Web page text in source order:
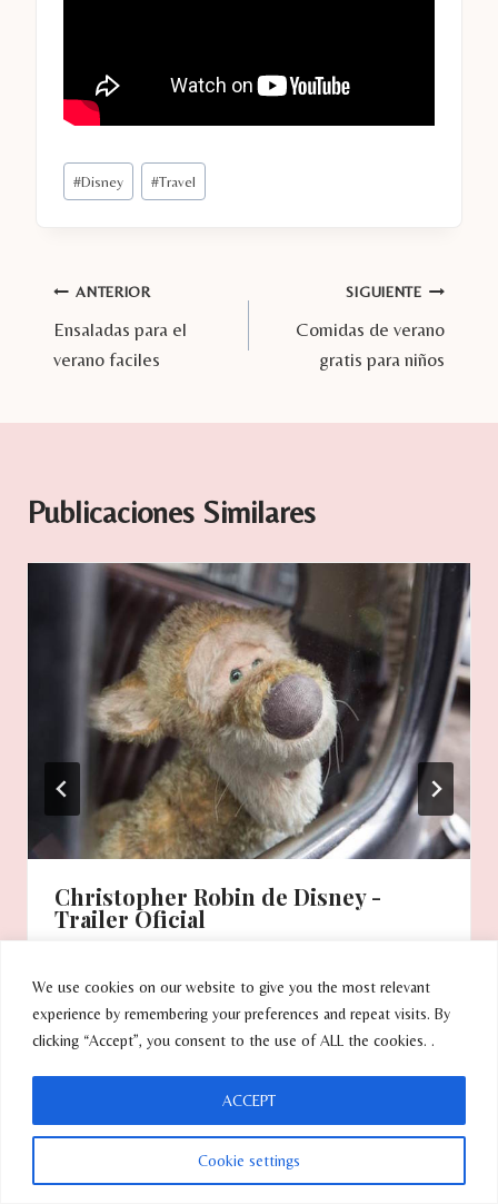
We use cookies on our website to give you the most relevant
experience by remembering your preferences and repeat visits. By
clicking “Accept”, you consent to the use of ALL the cookies. .
Cookie settings
ACCEPT
Etiquetas
de
#Disney #Travel
Navegación
de
ANTERIOR
Ensaladas para el
verano faciles
SIGUIENTE
Comidas de verano
gratis para niños
Publicaciones Similares
Christopher Robin de Disney -
Trailer Oficial